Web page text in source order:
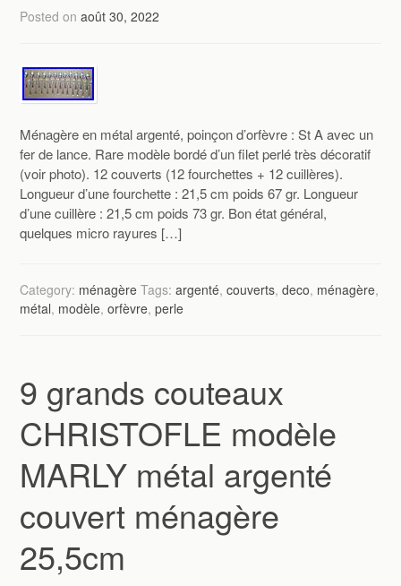
Posted onaoût 30, 2022
Ménagère en métal argenté, poinçon d’orfèvre : St A avec un
fer de lance. Rare modèle bordé d’un filet perlé très décoratif
(voir photo). 12 couverts (12 fourchettes + 12 cuillères).
Longueur d’une fourchette : 21,5 cm poids 67 gr. Longueur
d’une cuillère : 21,5 cm poids 73 gr. Bon état général,
quelques micro rayures […]
Category: ménagère Tags:argenté,couverts,deco, ménagère,
métal, modèle,orfèvre,perle
9 grands couteaux
CHRISTOFLE modèle
MARLY métal argenté
couvert ménagère
25,5cm